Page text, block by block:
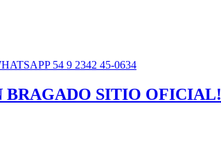
54 9 2342 45-0634
BRAGADO SITIO OFICIAL!